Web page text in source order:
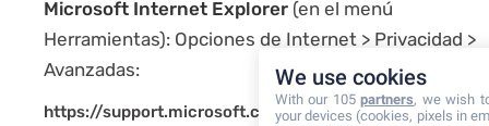
Microsoft Internet Explorer (en el menú
Herramientas): Opciones de Internet > Privacidad >
Avanzadas:
https://support.microsoft.com/es-
We use cookies
With our 105partners, we wish
your devices (cookies, pixels in